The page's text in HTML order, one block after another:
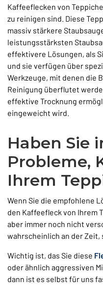
Kaffeeflecken von
zu reinigen sind. Diese
massiv stärkere
leistungsstärksten
effektivere Lösungen, als
und sie verfügen über
Werkzeuge, mit denen die
Reinigung überflutet
effektive Trocknung
eingeweicht wird.
Haben Sie
Probleme,
Ihrem
Wenn Sie die empfohlene
den Kaffeefleck von Ihrem
aber immer noch nicht
wahrscheinlich an der Zeit,
Wichtig ist, das Sie diese
oder ähnlich aggressiven
dann ist es selbst für uns